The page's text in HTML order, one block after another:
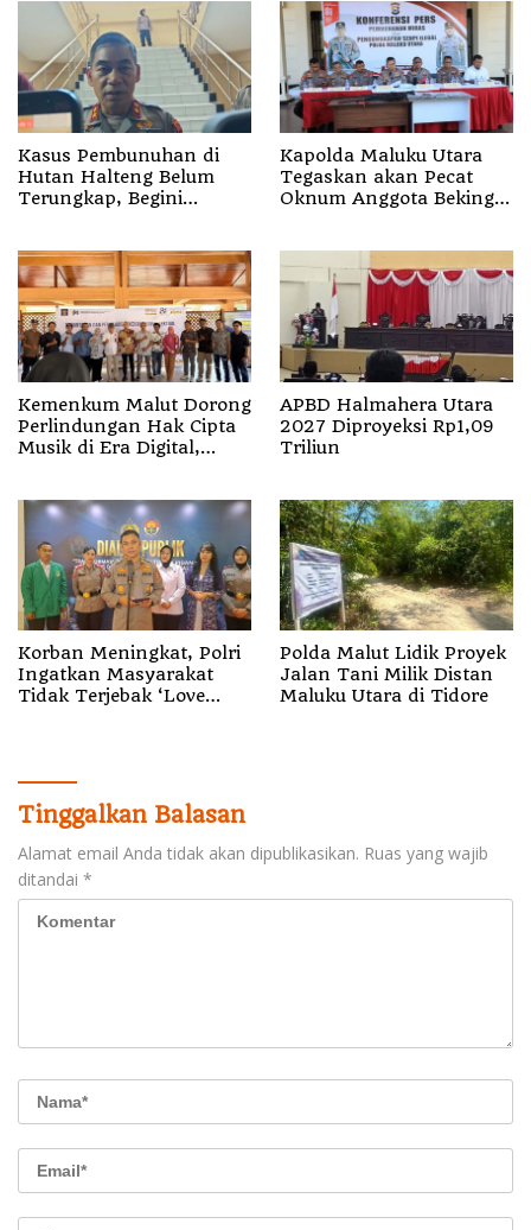
Kasus Pembunuhan di
Hutan Halteng Belum
Terungkap, Begini
Kapolda Maluku Utara
Tegaskan akan Pecat
Oknum Anggota Bekingi
Kemenkum Malut Dorong
Perlindungan Hak Cipta
Musik di Era Digital,
Penguatan Royalti
APBD Halmahera Utara
2027 Diproyeksi Rp1,09
Triliun
Korban Meningkat, Polri
Ingatkan Masyarakat
Tidak Terjebak ‘Love
Polda Malut Lidik Proyek
Jalan Tani Milik Distan
Maluku Utara di Tidore
Tinggalkan Balasan
Alamat email Anda tidak akan dipublikasikan. Ruas yang wajib
ditandai *